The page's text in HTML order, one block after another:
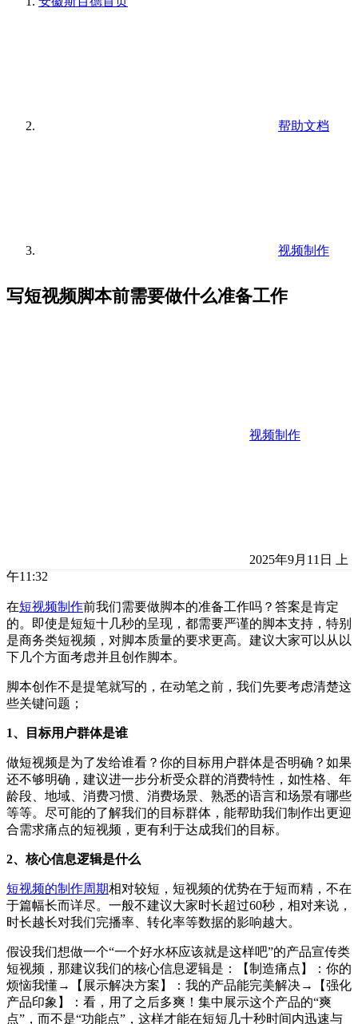
帮助文档
视频制作
写短视频脚本前需要做什么准备工作
视频制作
2025年9月11日 上
午11:32
在短视频制作前我们需要做脚本的准备工作吗？答案是肯定
的。即使是短短十几秒的呈现，都需要严谨的脚本支持，特别
是商务类短视频，对脚本质量的要求更高。建议大家可以从以
下几个方面考虑并且创作脚本。
脚本创作不是提笔就写的，在动笔之前，我们先要考虑清楚这
些关键问题；
1、目标用户群体是谁
做短视频是为了发给谁看？你的目标用户群体是否明确？如果
还不够明确，建议进一步分析受众群的消费特性，如性格、年
龄段、地域、消费习惯、消费场景、熟悉的语言和场景有哪些
等等。尽可能的了解我们的目标群体，能帮助我们制作出更迎
合需求痛点的短视频，更有利于达成我们的目标。
2、核心信息逻辑是什么
短视频的制作周期相对较短，短视频的优势在于短而精，不在
于篇幅长而详尽。一般不建议大家时长超过60秒，相对来说，
时长越长对我们完播率、转化率等数据的影响越大。
假设我们想做一个“一个好水杯应该就是这样吧”的产品宣传类
短视频，那建议我们的核心信息逻辑是：【制造痛点】：你的
烦恼我懂→【展示解决方案】：我的产品能完美解决→【强化
产品印象】：看，用了之后多爽！集中展示这个产品的“爽
点”，而不是“功能点”，这样才能在短短几十秒时间内迅速与